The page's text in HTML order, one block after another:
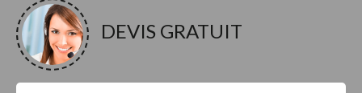
DEVIS GRATUIT